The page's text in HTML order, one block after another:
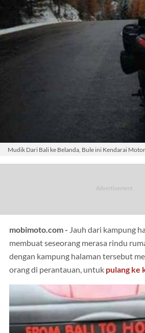
Mudik Dari Bali ke Belanda, Bule ini Kendarai
mobimoto.com - Jauh dari kampung
membuat seseorang merasa rindu
dengan kampung halaman tersebut
orang di perantauan, untuk pulang ke